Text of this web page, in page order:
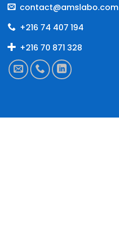
contact@amslabo.com
+216 74 407 194
+216 70 871 328